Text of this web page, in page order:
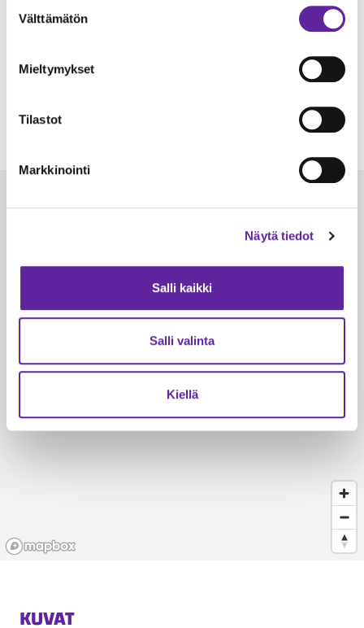
valinta
Välttämätön
Mieltymykset
Tilastot
Markkinointi
Näytä tiedot
Salli kaikki
Salli valinta
Kiellä
Osoite
Huoneistokoot
KUVAT